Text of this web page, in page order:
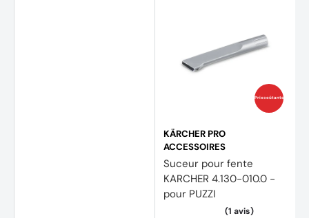
Prix coûtants
KÄRCHER PRO
ACCESSOIRES
Suceur pour fente
KARCHER 4.130-010.0 -
pour PUZZI